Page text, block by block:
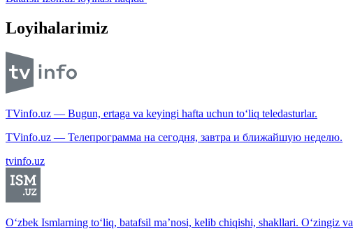
Loyihalarimiz
TVinfo.uz — Bugun, ertaga va keyingi hafta uchun to‘liq teledasturlar.
TVinfo.uz — Телепрограмма на сегодня, завтра и ближайшую неделю.
tvinfo.uz
O‘zbek Ismlarning to‘liq, batafsil ma’nosi, kelib chiqishi, shakllari. O‘zingiz